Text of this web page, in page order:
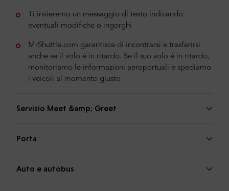
Ti invieremo un messaggio di testo indicando
eventuali modifiche o ingorghi
MrShuttle.com garantisce di incontrarsi e trasferirsi
anche se il volo è in ritardo. Se il tuo volo è in ritardo,
monitoriamo le informazioni aeroportuali e spediamo
i veicoli al momento giusto
Servizio Meet &amp; Greet
Porta
Auto e autobus